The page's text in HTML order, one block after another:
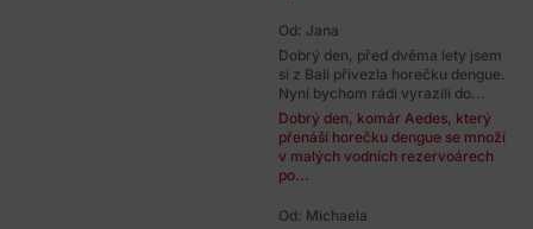
Od: Jana
Dobrý den, před dvěma lety jsem
si z Bali přivezla horečku dengue.
Nyní bychom rádi vyrazili do...
Dobrý den, komár Aedes, který
přenáší horečku dengue se množí
v malých vodních rezervoárech
po...
Od: Michaela